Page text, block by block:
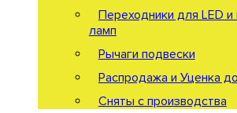
Переходники для LED
ламп
Рычаги подвески
Распродажа и Уценка
Сняты с производства